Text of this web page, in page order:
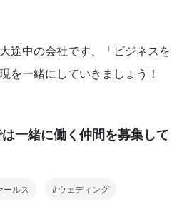
途中の会社です、「ビジネスを
を一緒にしていきましょう！
一緒に働く仲間を募集して
ールス ウェディング